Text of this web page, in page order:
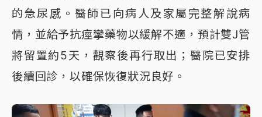
的急尿感。醫師已向病人及家屬完整解說病
情，並給予抗痙攣藥物以緩解不適，預計雙J管
將留置約5天，觀察後再行取出；醫院已安排
後續回診，以確保恢復狀況良好。